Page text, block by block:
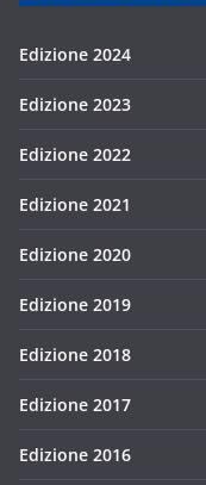
Edizione 2024
Edizione 2023
Edizione 2022
Edizione 2021
Edizione 2020
Edizione 2019
Edizione 2018
Edizione 2017
Edizione 2016